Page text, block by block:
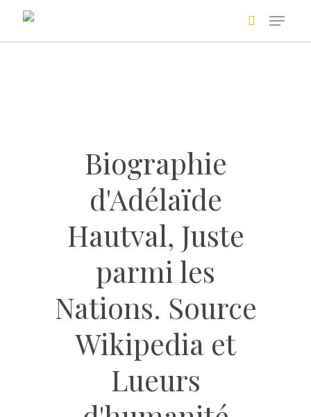
main
Biographie
d'Adélaïde
Hautval, Juste
parmi les
Nations. Source
Wikipedia et
Lueurs